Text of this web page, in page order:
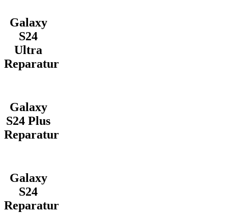
Galaxy
S24
Ultra
Reparatur
Galaxy
S24 Plus
Reparatur
Galaxy
S24
Reparatur